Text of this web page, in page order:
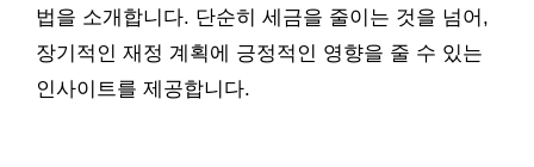
법을 소개합니다. 단순히 세금을 줄이는 것을 넘어,
장기적인 재정 계획에 긍정적인 영향을 줄 수 있는
인사이트를 제공합니다.